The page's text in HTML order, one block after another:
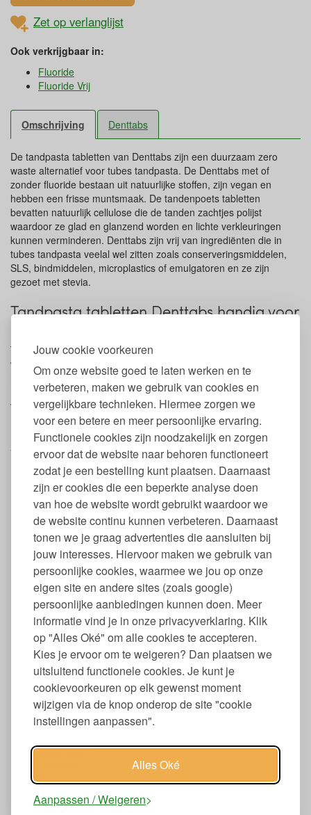
Jouw cookie voorkeuren
Om onze website goed te laten werken en te
verbeteren, maken we gebruik van cookies en
vergelijkbare technieken. Hiermee zorgen we
voor een betere en meer persoonlijke ervaring.
Functionele cookies zijn noodzakelijk en zorgen
ervoor dat de website naar behoren functioneert
zodat je een bestelling kunt plaatsen. Daarnaast
zijn er cookies die een beperkte analyse doen
van hoe de website wordt gebruikt waardoor we
de website continu kunnen verbeteren. Daarnaast
tonen we je graag advertenties die aansluiten bij
jouw interesses. Hiervoor maken we gebruik van
persoonlijke cookies, waarmee we jou op onze
eigen site en andere sites (zoals google)
persoonlijke aanbiedingen kunnen doen. Meer
informatie vind je in onze privacyverklaring. Klik
op "Alles Oké" om alle cookies te accepteren.
Kies je ervoor om te weigeren? Dan plaatsen we
uitsluitend functionele cookies. Je kunt je
cookievoorkeuren op elk gewenst moment
wijzigen via de knop onderop de site "cookie
instellingen aanpassen".
Alles Oké
Aanpassen / Weigeren
Zet op verlanglijst
Ook verkrijgbaar in:
Fluoride
Fluoride Vrij
Omschrijving Denttabs
De tandpasta tabletten van Denttabs zijn een duurzaam zero
waste alternatief voor tubes tandpasta. De Denttabs met of
zonder fluoride bestaan uit natuurlijke stoffen, zijn vegan en
hebben een frisse muntsmaak. De tandenpoets tabletten
bevatten natuurlijk cellulose die de tanden zachtjes polijst
waardoor ze glad en glanzend worden en lichte verkleuringen
kunnen verminderen. Denttabs zijn vrij van ingrediënten die in
tubes tandpasta veelal wel zitten zoals conserveringsmiddelen,
SLS, bindmiddelen, microplastics of emulgatoren en ze zijn
gezoet met stevia.
Tandpasta tabletten Denttabs handig voor
Tandpasta tabletten zijn ideaal voor als je op reis bent. Ze nemen
weinig ruimte in en geven geen afval. Als je een kleiner aantal
mee wilt nemen, kun je deze in een papieren zakje of potje doen
(donker bewaren). Denttabs zijn lang houdbaar omdat ze geen
vloeistof bevatten.
Denttabs tandpasta tabletten fluoride
vrij en met fluoride zero waste
Aantal tabletten: 125 stuks (staat ongeveer gelijk aan 2
tubes)
Natuurlijke ingrediënten
2 varianten:
Fluoride vrij
Fluoride 1450 ppm
Munt smaak
Zonder schuim
Zonder microplastic
Milieuvriendelijk verpakt in een papieren zakje zonder
plastic met aan de binnenkant een dun laagje folie van
maïszetmeel
Duurzaam, zero waste en milieuvriendelijk
Handig voor op reis
Gebruik 1 tablet per keer
Geschikt voor gebruik bij beugel, kronen en implantaten
Geschikt vanaf ca. 3 jaar
NIET geschikt voor baby's en jonge kinderen in verband
met verslikkingsgevaar
Dierproefvrij
Zero waste
BDIH gecertificeerde natuurcosmetica
Gemaakt in Duitsland